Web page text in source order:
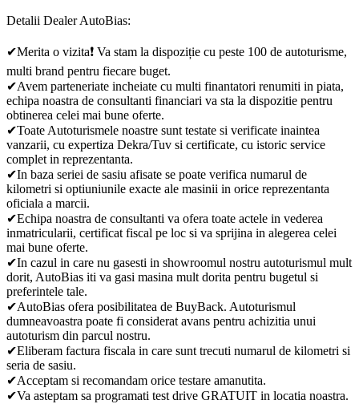
Detalii Dealer AutoBias:
✔Merita o vizita❗ Va stam la dispoziție cu peste 100 de autoturisme,
multi brand pentru fiecare buget.
✔Avem parteneriate incheiate cu multi finantatori renumiti in piata,
echipa noastra de consultanti financiari va sta la dispozitie pentru
obtinerea celei mai bune oferte.
✔Toate Autoturismele noastre sunt testate si verificate inaintea
vanzarii, cu expertiza Dekra/Tuv si certificate, cu istoric service
complet in reprezentanta.
✔In baza seriei de sasiu afisate se poate verifica numarul de
kilometri si optiuniunile exacte ale masinii in orice reprezentanta
oficiala a marcii.
✔Echipa noastra de consultanti va ofera toate actele in vederea
inmatricularii, certificat fiscal pe loc si va sprijina in alegerea celei
mai bune oferte.
✔In cazul in care nu gasesti in showroomul nostru autoturismul mult
dorit, AutoBias iti va gasi masina mult dorita pentru bugetul si
preferintele tale.
✔AutoBias ofera posibilitatea de BuyBack. Autoturismul
dumneavoastra poate fi considerat avans pentru achizitia unui
autoturism din parcul nostru.
✔Eliberam factura fiscala in care sunt trecuti numarul de kilometri si
seria de sasiu.
✔Acceptam si recomandam orice testare amanutita.
✔Va asteptam sa programati test drive GRATUIT in locatia noastra.